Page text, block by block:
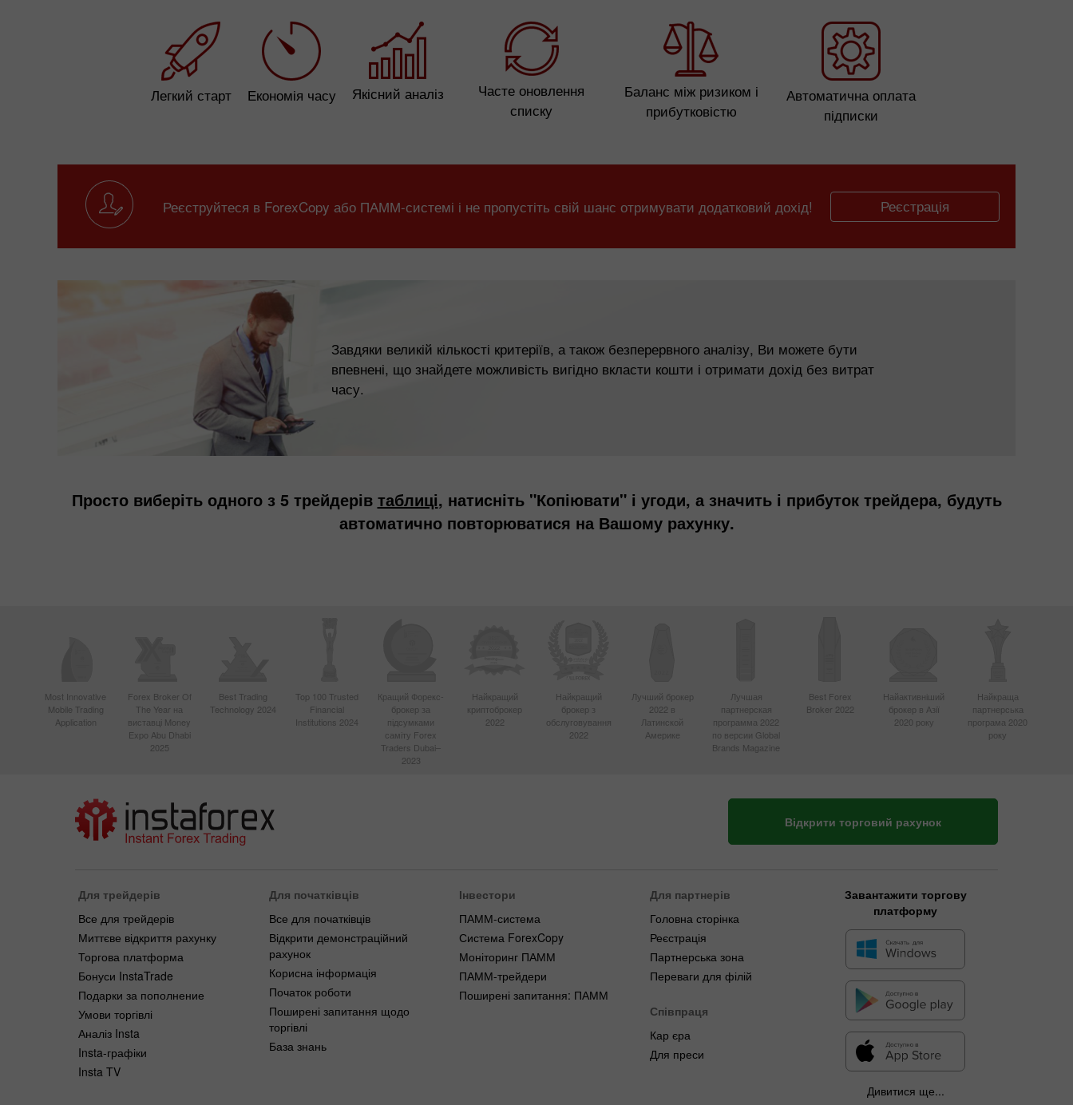
Легкий старт Економія часу Якісний аналіз
Часте оновлення
списку
Баланс між ризиком і
прибутковістю
Автоматична оплата
підписки
Реєструйтеся в ForexCopy або ПАММ-системі і не пропустіть свій шанс отримувати додатковий дохід! Реєстрація
Завдяки великій кількості критеріїв, а також безперервного аналізу, Ви можете бути
впевнені, що знайдете можливість вигідно вкласти кошти і отримати дохід без витрат
часу.
Просто виберіть одного з 5 трейдерів таблиці, натисніть "Копіювати" і угоди, а значить і прибуток трейдера, будуть
автоматично повторюватися на Вашому рахунку.
Most Innovative
Mobile Trading
Application
Forex Broker Of
The Year на
виставці Money
Expo Abu Dhabi
2025
Best Trading
Technology 2024
Top 100 Trusted
Financial
Institutions 2024
Кращий Форекс-
брокер за
підсумками
саміту Forex
Traders Dubai–
2023
Найкращий
криптоброкер
2022
Найкращий
брокер з
обслуговування
2022
Лучший брокер
2022 в
Латинской
Америке
Лучшая
партнерская
программа 2022
по версии Global
Brands Magazine
Best Forex
Broker 2022
Найактивніший
брокер в Азії
2020 року
Найкраща
партнерська
програма 2020
року
Відкрити торговий рахунок
Для трейдерів
Все для трейдерів
Миттєве відкриття рахунку
Торгова платформа
Бонуси InstaTrade
Подарки за пополнение
Умови торгівлі
Аналіз Insta
Insta-графіки
Insta TV
Для початківців
Все для початківців
Відкрити демонстраційний
рахунок
Корисна інформація
Початок роботи
Поширені запитання щодо
торгівлі
База знань
Інвестори
ПАММ-система
Система ForexCopy
Моніторинг ПАММ
ПАММ-трейдери
Поширені запитання: ПАММ
Для партнерів
Головна сторінка
Реєстрація
Партнерська зона
Переваги для філій
Співпраця
Кар єра
Для преси
Завантажити торгову
платформу
Дивитися ще...